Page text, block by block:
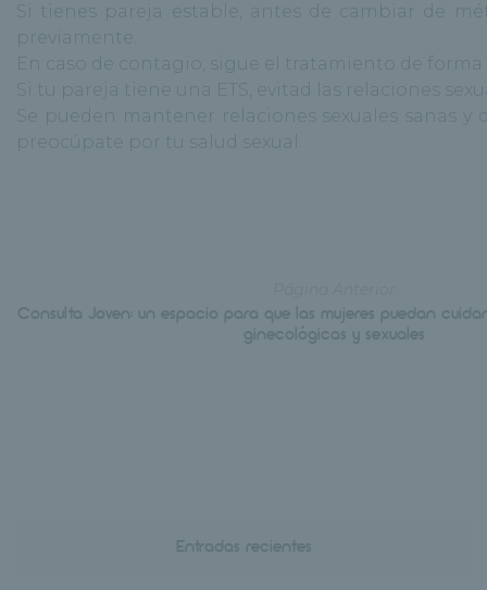
Si tienes pareja estable, antes de cambiar de
previamente.
En caso de contagio, sigue el tratamiento de
Si tu pareja tiene una ETS, evitad las relaciones
Se pueden mantener relaciones sexuales sanas
preocúpate por tu salud sexual.
Consulta Joven: un espacio para que las mujeres puedan
ginecológicas y sexuales